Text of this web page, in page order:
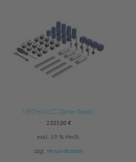
MECHANICS Starter Paket I
2.025,00 €
exkl. 19 % MwSt.
zzgl. Versandkosten